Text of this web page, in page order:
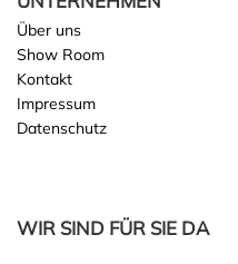
Über uns
Show Room
Kontakt
Impressum
Datenschutz
WIR SIND FÜR SIE DA